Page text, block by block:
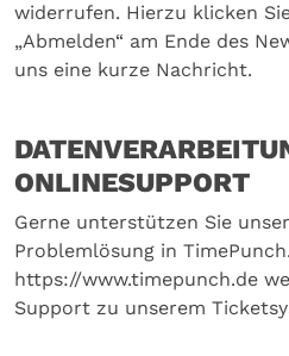
widerrufen. Hierzu klicken
„Abmelden“ am Ende des
uns eine kurze Nachricht.
ONLINESUPPORT
Gerne unterstützen Sie
Problemlösung in
https://www.timepunch.de
Support zu unserem